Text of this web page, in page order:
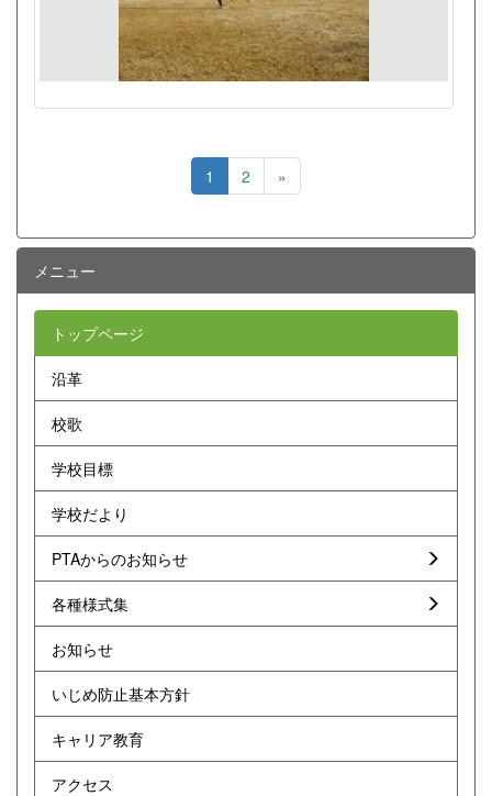
1 2 »
メニュー
トップページ
沿革
校歌
学校目標
学校だより
PTAからのお知らせ
各種様式集
お知らせ
いじめ防止基本方針
キャリア教育
アクセス